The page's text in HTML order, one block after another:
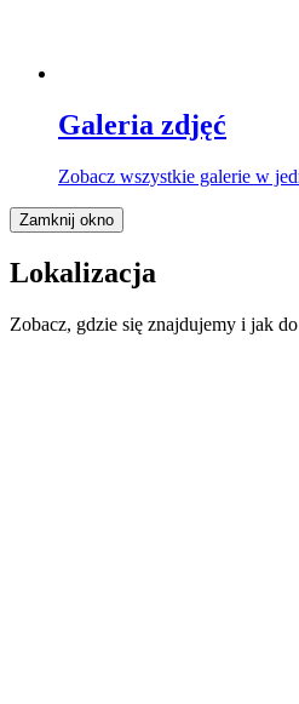
Galeria zdjęć
Zobacz wszystkie galerie w
Zamknij okno
Lokalizacja
Zobacz, gdzie się znajdujemy i jak